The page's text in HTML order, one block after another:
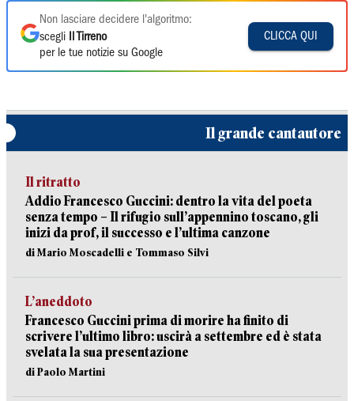
Non lasciare decidere l'algoritmo:
scegli
Il Tirreno
per le tue notizie su Google
CLICCA QUI
Il grande cantautore
Il ritratto
Addio Francesco Guccini: dentro la vita del poeta
senza tempo – Il rifugio sull’appennino toscano, gli
inizi da prof, il successo e l’ultima canzone
di Mario Moscadelli e Tommaso Silvi
L’aneddoto
Francesco Guccini prima di morire ha finito di
scrivere l’ultimo libro: uscirà a settembre ed è stata
svelata la sua presentazione
di Paolo Martini